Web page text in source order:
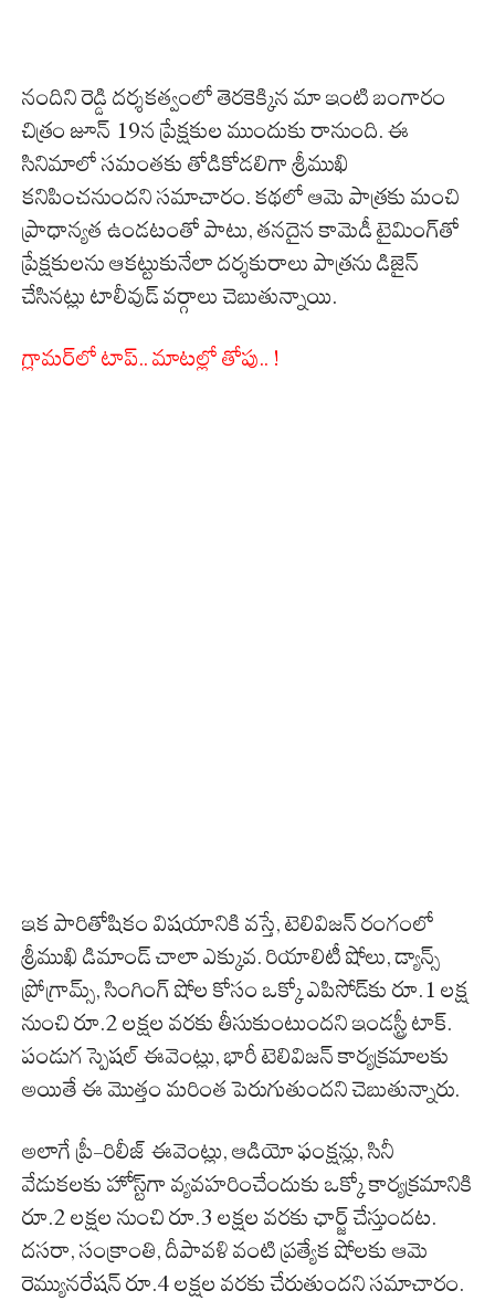
నందిని రెడ్డి దర్శకత్వంలో తెరకెక్కిన మా ఇంటి బంగారం
చిత్రం జూన్ 19న ప్రేక్షకుల ముందుకు రానుంది. ఈ
సినిమాలో సమంతకు తోడికోడలిగా శ్రీముఖి
కనిపించనుందని సమాచారం. కథలో ఆమె పాత్రకు మంచి
ప్రాధాన్యత ఉండటంతో పాటు, తనదైన కామెడీ టైమింగ్‌తో
ప్రేక్షకులను ఆకట్టుకునేలా దర్శకురాలు పాత్రను డిజైన్
చేసినట్లు టాలీవుడ్ వర్గాలు చెబుతున్నాయి.
గ్లామర్‌లో టాప్.. మాటల్లో తోపు.. !
ఇక పారితోషికం విషయానికి వస్తే, టెలివిజన్ రంగంలో
శ్రీముఖి డిమాండ్ చాలా ఎక్కువ. రియాలిటీ షోలు, డ్యాన్స్
ప్రోగ్రామ్స్, సింగింగ్ షోల కోసం ఒక్కో ఎపిసోడ్‌కు రూ.1 లక్ష
నుంచి రూ.2 లక్షల వరకు తీసుకుంటుందని ఇండస్ట్రీ టాక్.
పండుగ స్పెషల్ ఈవెంట్లు, భారీ టెలివిజన్ కార్యక్రమాలకు
అయితే ఈ మొత్తం మరింత పెరుగుతుందని చెబుతున్నారు.
అలాగే ప్రీ-రిలీజ్ ఈవెంట్లు, ఆడియో ఫంక్షన్లు, సినీ
వేడుకలకు హోస్ట్‌గా వ్యవహరించేందుకు ఒక్కో కార్యక్రమానికి
రూ.2 లక్షల నుంచి రూ.3 లక్షల వరకు ఛార్జ్ చేస్తుందట.
దసరా, సంక్రాంతి, దీపావళి వంటి ప్రత్యేక షోలకు ఆమె
రెమ్యునరేషన్ రూ.4 లక్షల వరకు చేరుతుందని సమాచారం.